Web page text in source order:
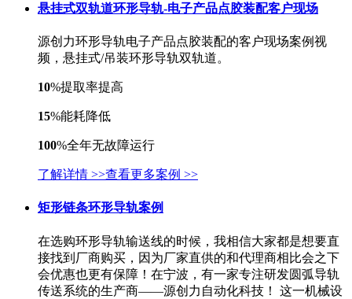
悬挂式双轨道环形导轨-电子产品点胶装配客户现场
源创力环形导轨电子产品点胶装配的客户现场案例视
频，悬挂式/吊装环形导轨双轨道。
10%提取率提高
15%能耗降低
100%全年无故障运行
了解详情 >>查看更多案例 >>
矩形链条环形导轨案例
在选购环形导轨输送线的时候，我相信大家都是想要直
接找到厂商购买，因为厂家直供的和代理商相比会之下
会优惠也更有保障！在宁波，有一家专注研发圆弧导轨
传送系统的生产商——源创力自动化科技！ 这一机械设